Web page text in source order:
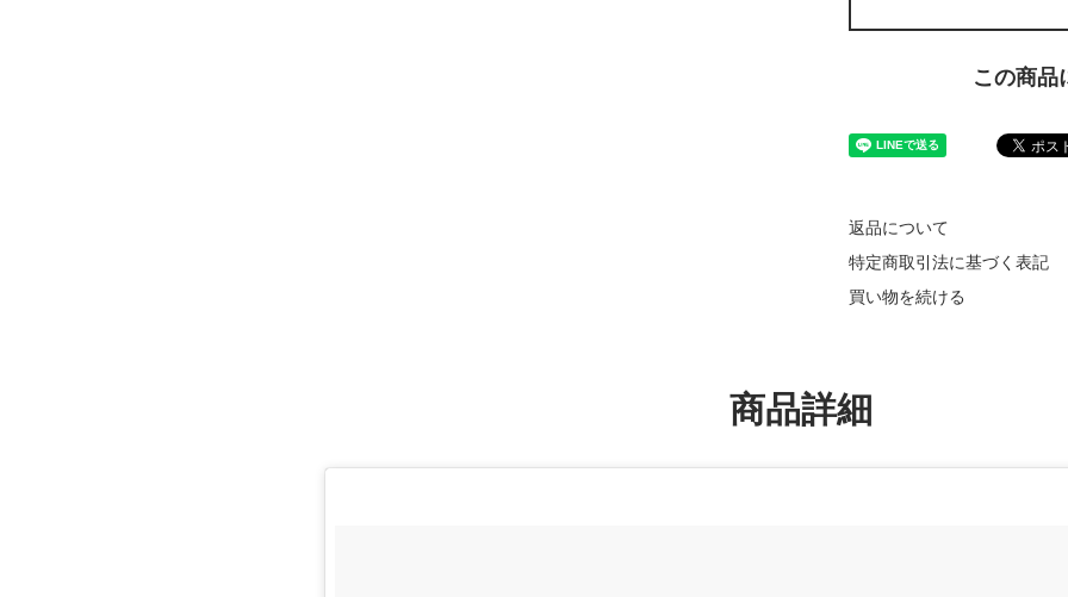
この商品
返品について
特定商取引法に基づく表記
買い物を続ける
商品詳細